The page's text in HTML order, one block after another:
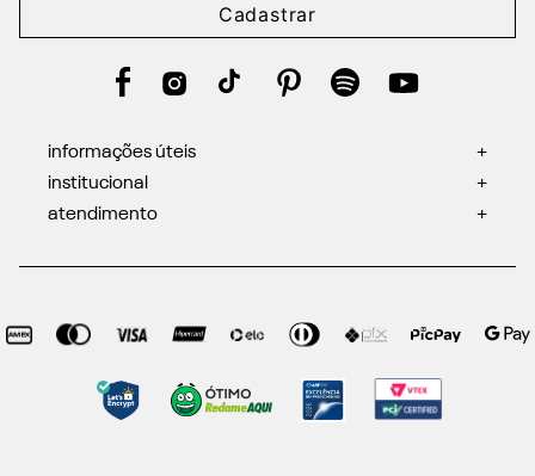
Cadastrar
informações úteis
+
institucional
+
atendimento
+